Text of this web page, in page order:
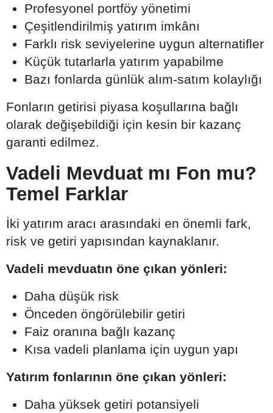
Profesyonel portföy yönetimi
Çeşitlendirilmiş yatırım imkânı
Farklı risk seviyelerine uygun alternatifler
Küçük tutarlarla yatırım yapabilme
Bazı fonlarda günlük alım-satım kolaylığı
Fonların getirisi piyasa koşullarına bağlı
olarak değişebildiği için kesin bir kazanç
garanti edilmez.
Vadeli Mevduat mı Fon mu?
Temel Farklar
İki yatırım aracı arasındaki en önemli fark,
risk ve getiri yapısından kaynaklanır.
Vadeli mevduatın öne çıkan yönleri:
Daha düşük risk
Önceden öngörülebilir getiri
Faiz oranına bağlı kazanç
Kısa vadeli planlama için uygun yapı
Yatırım fonlarının öne çıkan yönleri:
Daha yüksek getiri potansiyeli